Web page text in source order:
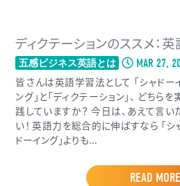
ディクテーションのススメ：
五感ビジネス英語とは MAR 27,
皆さんは英語学習法として 「シャドー
ング」と「ディクテーション」、 どちらを
践していますか？ 今日は、あえて言い
い！ 英語力を総合的に伸ばすなら 「シ
ドーイング」よりも...
READ MORE